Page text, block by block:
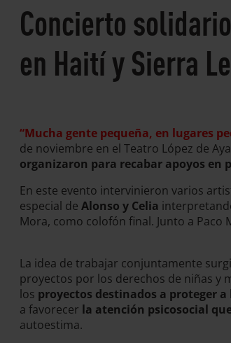
Concierto
en Haití y Sierra
“Mucha gente pequeña, en lugares
de noviembre en el Teatro López de
organizaron para recabar apoyos en
En este evento intervinieron varios
especial de Alonso y Celia
Mora, como colofón final. Junto a
La idea de trabajar conjuntamente
proyectos por los derechos de niñas y
los proyectos destinados a proteger a
a favorecer la atención psicosocial
autoestima.